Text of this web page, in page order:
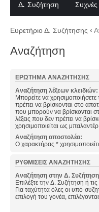
Δ. Συζήτηση
Ευρετήριο Δ. Συζήτησης ‹
Αναζήτηση
ΕΡΏΤΗΜΑ ΑΝΑΖΉΤΗΣΗΣ
Αναζήτηση λέξεων κλειδιών:
Μπορείτε να χρησιμοποιήσετε
πρέπει να βρίσκονται στο
που μπορούν να βρίσκονται
λέξεις που δεν πρέπει να
χρησιμοποιείται ως μπαλαντέρ
Αναζήτηση αποστολέα:
Ο χαρακτήρας *
ΡΥΘΜΊΣΕΙΣ ΑΝΑΖΉΤΗΣΗΣ
Αναζήτηση στην Δ.
Επιλέξτε την Δ. Συζήτηση ή
Για ταχύτητα όλες οι υπό-
επιλογή του γονέα,